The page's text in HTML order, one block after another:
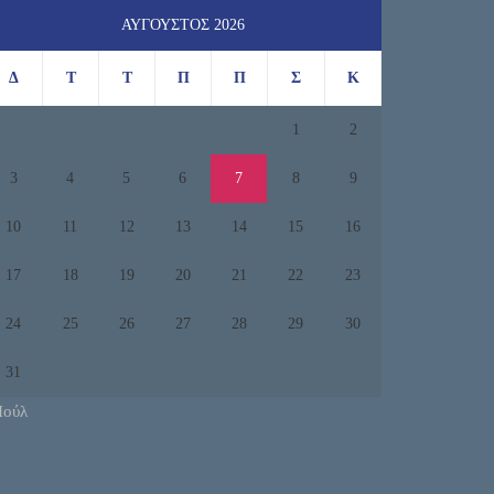
ΑΎΓΟΥΣΤΟΣ 2026
Δ Τ Τ Π Π Σ Κ
1 2
3 4 5 6 7 8 9
10 11 12 13 14 15 16
17 18 19 20 21 22 23
24 25 26 27 28 29 30
31